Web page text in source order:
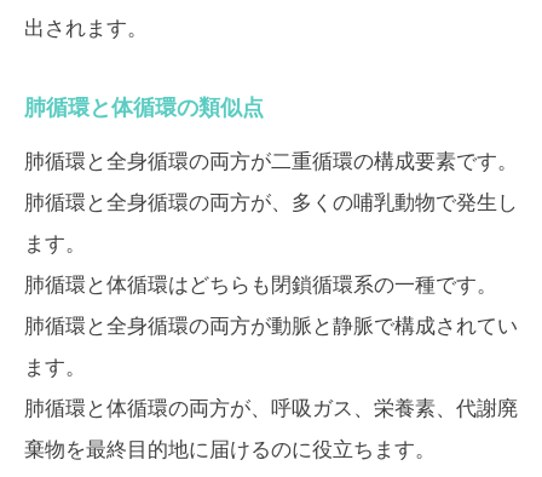
出されます。
肺循環と体循環の類似点
肺循環と全身循環の両方が二重循環の構成要素です。
肺循環と全身循環の両方が、多くの哺乳動物で発生し
ます。
肺循環と体循環はどちらも閉鎖循環系の一種です。
肺循環と全身循環の両方が動脈と静脈で構成されてい
ます。
肺循環と体循環の両方が、呼吸ガス、栄養素、代謝廃
棄物を最終目的地に届けるのに役立ちます。